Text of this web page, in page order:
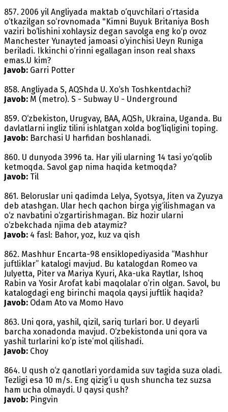
857. 2006 yil Angliyada maktab o‘quvchilari o‘rtasida
o‘tkazilgan so‘rovnomada "Kimni Buyuk Britaniya Bosh
vaziri bo‘lishini xohlaysiz degan savolga eng ko‘p ovoz
Manchester Yunayted jamoasi o‘yinchisi Ueyn Runiga
beriladi. Ikkinchi o‘rinni egallagan inson real shaxs
emas.U kim?
Javob: Garri Potter
858. Angliyada S, AQShda U. Xo‘sh Toshkentdachi?
Javob: M (metro). S - Subway U - Underground
859. O‘zbekiston, Urugvay, BAA, AQSh, Ukraina, Uganda. Bu
davlatlarni ingliz tilini ishlatgan xolda bog‘liqligini toping.
Javob: Barchasi U harfidan boshlanadi.
860. U dunyoda 3996 ta. Har yili ularning 14 tasi yo‘qolib
ketmoqda. Savol gap nima haqida ketmoqda?
Javob: Til
861. Beloruslar uni qadimda Lelya, Syotsya, Jiten va Zyuzya
deb atashgan. Ular hech qachon birga yig‘ilishmagan va
o‘z navbatini o‘zgartirishmagan. Biz hozir ularni
o‘zbekchada njima deb ataymiz?
Javob: 4 fasl: Bahor, yoz, kuz va qish
862. Mashhur Encarta-98 ensiklopediyasida “Mashhur
juftliklar” katalogi mavjud. Bu katalogdan Romeo va
Julyetta, Piter va Mariya Kyuri, Aka-uka Raytlar, Ishoq
Rabin va Yosir Arofat kabi maqolalar o‘rin olgan. Savol, bu
katalogdagi eng birinchi maqola qaysi juftlik haqida?
Javob: Odam Ato va Momo Havo
863. Uni qora, yashil, qizil, sariq turlari bor. U deyarli
barcha xonadonda mavjud. O‘zbekistonda uni qora va
yashil turlarini ko‘p iste’mol qilishadi.
Javob: Choy
864. U qush o‘z qanotlari yordamida suv tagida suza oladi.
Tezligi esa 10 m/s. Eng qizig‘i u qush shuncha tez suzsa
ham ucha olmaydi. U qaysi qush?
Javob: Pingvin